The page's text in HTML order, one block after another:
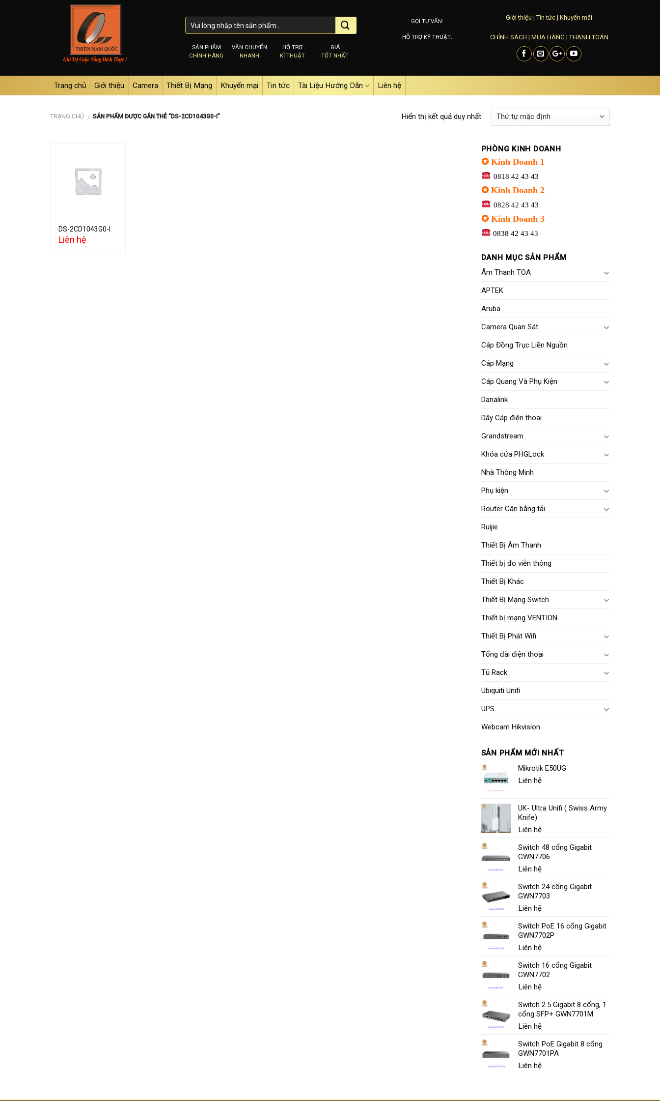
SẢN PHẨM
CHÍNH HÃNG
VẬN CHUYỂN
NHANH
HỖ TRỢ
KĨ THUẬT
GIÁ
TỐT NHẤT
GỌI TƯ VẤN:
HỖ TRỢ KỸ THUẬT:
Giới thiệu |Tin tức | Khuyến mãi
CHÍNH SÁCH | MUA HÀNG |THANH TOÁN
Trang chủ Giới thiệu Camera Thiết Bị Mạng Khuyến mại Tin tức Tài Liệu Hướng Dẫn Liên hệ
TRANG CHỦ / SẢN PHẨM ĐƯỢC GẮN THẺ “DS-2CD1043G0-I” Hiển thị kết quả duy nhất
wishlist
DS-2CD1043G0-I
Liên hệ
PHÒNG KINH DOANH
✪ Kinh Doanh 1
0818 42 43 43
✪ Kinh Doanh 2
0828 42 43 43
✪ Kinh Doanh 3
0838 42 43 43
DANH MỤC SẢN PHẨM
Âm Thanh TOA
APTEK
Aruba
Camera Quan Sát
Cáp Đồng Trục Liền Nguồn
Cáp Mạng
Cáp Quang Và Phụ Kiện
Danalink
Dây Cáp điện thoại
Grandstream
Khóa cửa PHGLock
Nhà Thông Minh
Phụ kiện
Router Cân bằng tải
Ruijie
Thiết Bị Âm Thanh
Thiết bị đo viễn thông
Thiết Bị Khác
Thiết Bị Mạng Switch
Thiết bị mạng VENTION
Thiết Bị Phát Wifi
Tổng đài điện thoại
Tủ Rack
Ubiquiti Unifi
UPS
Webcam Hikvision
SẢN PHẨM MỚI NHẤT
Mikrotik E50UG
Liên hệ
UK- Ultra Unifi ( Swiss Army
Knife)
Liên hệ
Switch 48 cổng Gigabit
GWN7706
Liên hệ
Switch 24 cổng Gigabit
GWN7703
Liên hệ
Switch PoE 16 cổng Gigabit
GWN7702P
Liên hệ
Switch 16 cổng Gigabit
GWN7702
Liên hệ
Switch 2.5 Gigabit 8 cổng, 1
cổng SFP+ GWN7701M
Liên hệ
Switch PoE Gigabit 8 cổng
GWN7701PA
Liên hệ